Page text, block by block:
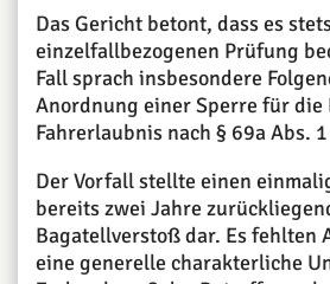
Das Gericht betont, dass es
einzelfallbezogenen Prüfung
Fall sprach insbesondere
Anordnung einer Sperre für
Fahrerlaubnis nach § 69a Abs. 1
Der Vorfall stellte einen
bereits zwei Jahre
Bagatellverstoß dar. Es fehlten
eine generelle charakterliche